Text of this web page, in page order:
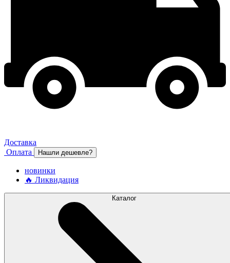
Доставка
Оплата
Нашли дешевле?
новинки
🔥 Ликвидация
Каталог